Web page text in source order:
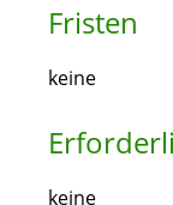
Fristen
keine
keine